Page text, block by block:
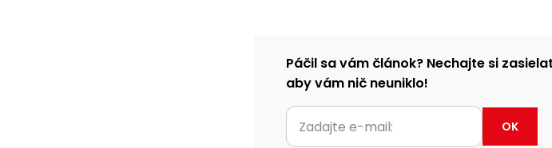
Páčil sa vám článok? Nechajte si
aby vám nič neuniklo!
OK